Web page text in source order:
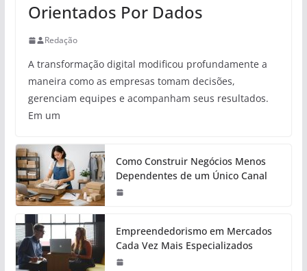
Orientados Por Dados
Redação
A transformação digital modificou profundamente a
maneira como as empresas tomam decisões,
gerenciam equipes e acompanham seus resultados.
Em um
Como Construir Negócios Menos
Dependentes de um Único Canal
Empreendedorismo em Mercados
Cada Vez Mais Especializados